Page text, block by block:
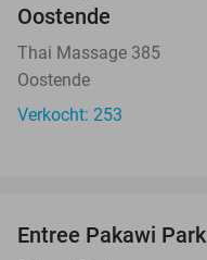
Oostende
Thai Massage 385
Oostende
Verkocht: 253
Entree Pakawi Park